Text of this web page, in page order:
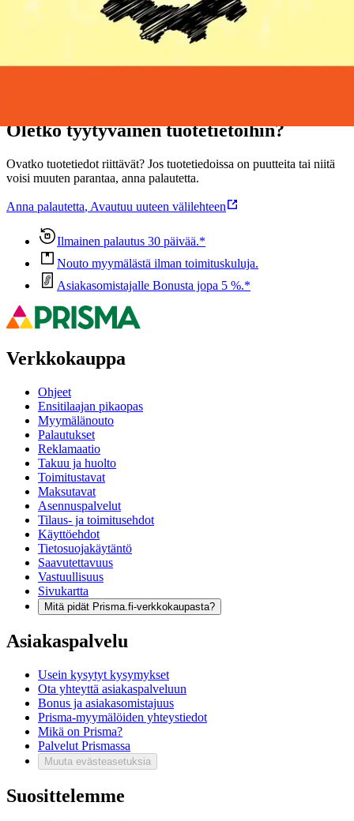
Näytä lisää tuotekuvausta
Oletko tyytyväinen tuotetietoihin?
Ovatko tuotetiedot riittävät? Jos tuotetiedoissa on puutteita tai niitä
voisi muuten parantaa, anna palautetta.
Anna palautetta, Avautuu uuteen välilehteen
Ilmainen palautus 30 päivää.*
Nouto myymälästä ilman toimituskuluja.
Asiakasomistajalle Bonusta jopa 5 %.*
Verkkokauppa
Ohjeet
Ensitilaajan pikaopas
Myymälänouto
Palautukset
Reklamaatio
Takuu ja huolto
Toimitustavat
Maksutavat
Asennuspalvelut
Tilaus- ja toimitusehdot
Käyttöehdot
Tietosuojakäytäntö
Saavutettavuus
Vastuullisuus
Sivukartta
Mitä pidät Prisma.fi-verkkokaupasta?
Asiakaspalvelu
Usein kysytyt kysymykset
Ota yhteyttä asiakaspalveluun
Bonus ja asiakasomistajuus
Prisma-myymälöiden yhteystiedot
Mikä on Prisma?
Palvelut Prismassa
Muuta evästeasetuksia
Suosittelemme